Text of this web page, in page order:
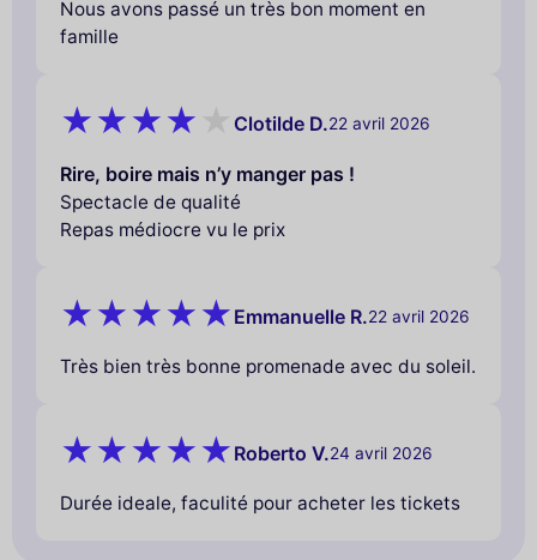
Nous avons passé un très bon moment en
famille
Clotilde D.22 avril 2026
Rire, boire mais n’y manger pas !
Spectacle de qualité
Repas médiocre vu le prix
Emmanuelle R.22 avril 2026
Très bien très bonne promenade avec du soleil.
Roberto V.24 avril 2026
Durée ideale, faculité pour acheter les tickets